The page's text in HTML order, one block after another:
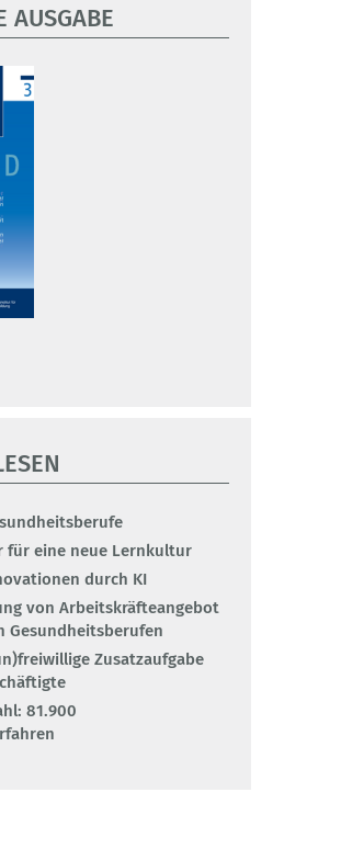
AUSGABE
für eine neue Lernkultur
durch KI
von Arbeitskräfteangebot
Gesundheitsberufen
Zusatzaufgabe
81.900